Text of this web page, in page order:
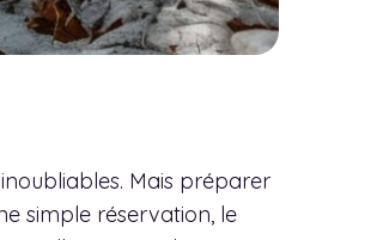
Mais préparer
simple réservation, le